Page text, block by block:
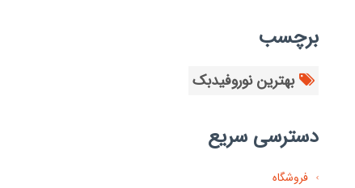
برچسب
بهترین نوروفیدبک
دسترسی سریع
فروشگاه